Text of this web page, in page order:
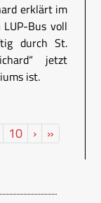
erklärt im
Bus voll
durch St.
jetzt
ist.
10 › »